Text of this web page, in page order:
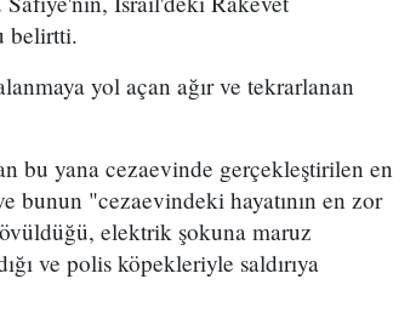
belirtti.
yol açan ağır ve tekrarlanan
bu yana cezaevinde gerçekleştirilen en
bunun "cezaevindeki hayatının en zor
elektrik şokuna maruz
ve polis köpekleriyle saldırıya